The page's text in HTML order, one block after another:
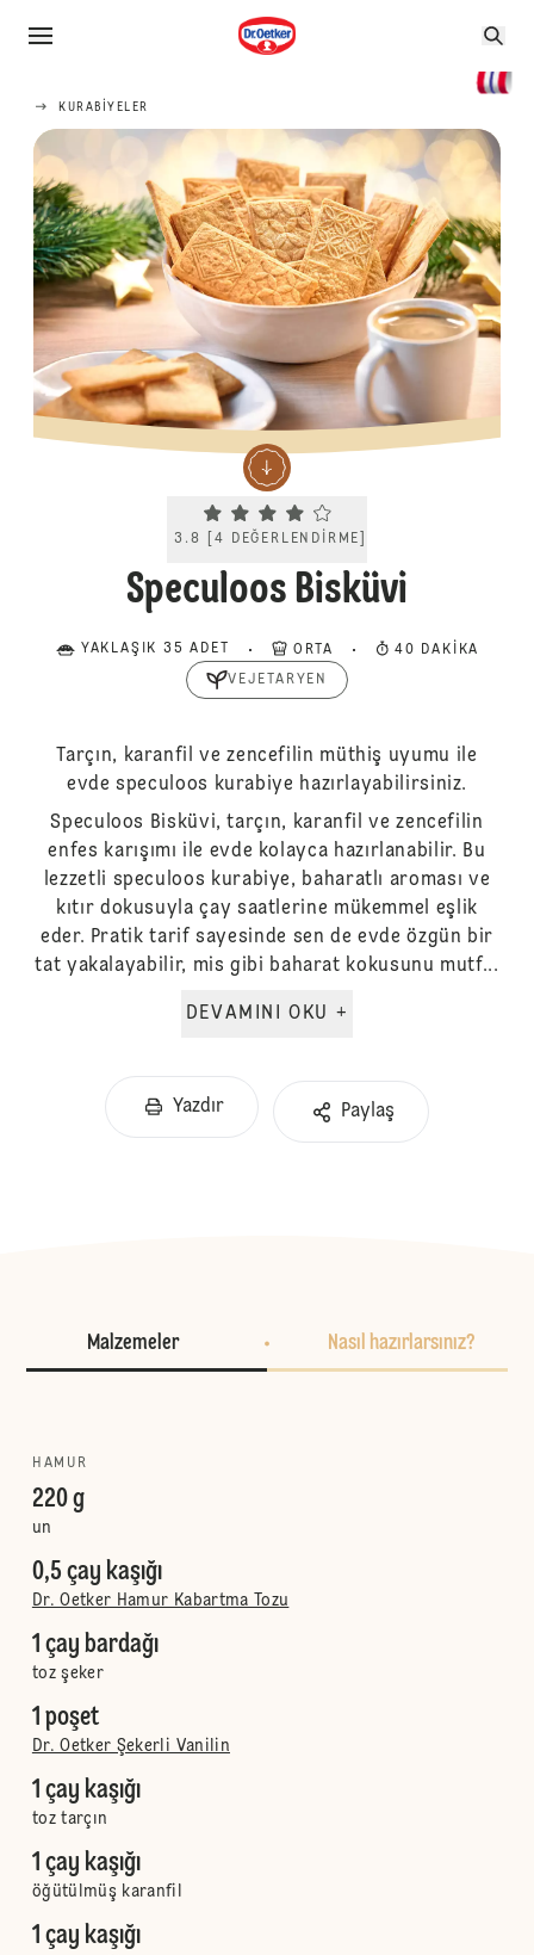
KURABIYELER
Current rating 3.8. Click to rate.
3.8 [4 DEĞERLENDIRME
Speculoos Bisküvi
YAKLAŞIK 35 ADET ORTA 40 DAKIKA
VEJETARYEN
Tarçın, karanfil ve zencefilin müthiş uyumu ile
evde speculoos kurabiye hazırlayabilirsiniz.
Speculoos Bisküvi, tarçın, karanfil ve zencefilin
enfes karışımı ile evde kolayca hazırlanabilir. Bu
lezzetli speculoos kurabiye, baharatlı aroması ve
kıtır dokusuyla çay saatlerine mükemmel eşlik
eder. Pratik tarif sayesinde sen de evde özgün bir
tat yakalayabilir, mis gibi baharat kokusunu mutf...
DEVAMINI OKU +
Yazdır Paylaş
Malzemeler Nasıl hazırlarsınız?
HAMUR
220 g
un
0,5 çay kaşığı
Dr. Oetker Hamur Kabartma Tozu
1 çay bardağı
toz şeker
1 poşet
Dr. Oetker Şekerli Vanilin
1 çay kaşığı
toz tarçın
1 çay kaşığı
öğütülmüş karanfil
1 çay kaşığı